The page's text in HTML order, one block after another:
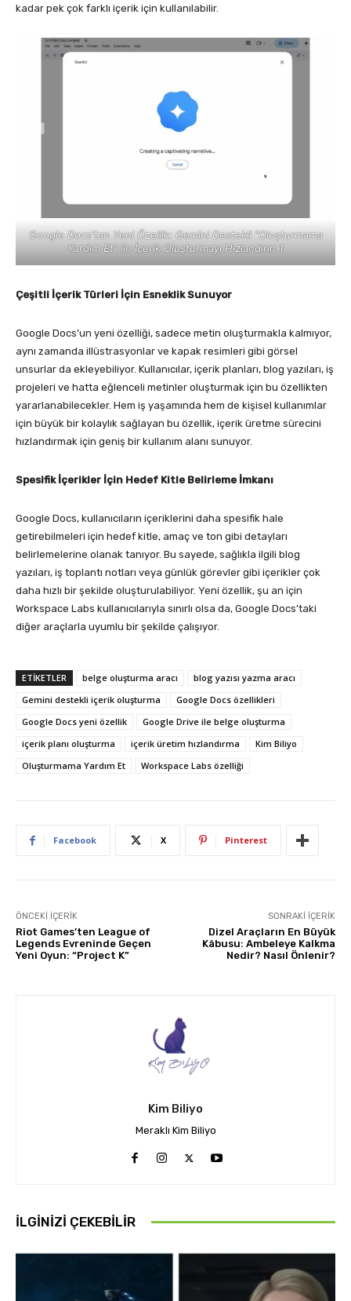
kadar pek çok farklı içerik için kullanılabilir.
Google Docs'tan Yeni Özellik: Gemini Destekli "Oluşturmama
Yardım Et" ile İçerik Oluşturmayı Hızlandırın 1
Çeşitli İçerik Türleri İçin Esneklik Sunuyor
Google Docs’un yeni özelliği, sadece metin oluşturmakla kalmıyor,
aynı zamanda illüstrasyonlar ve kapak resimleri gibi görsel
unsurlar da ekleyebiliyor. Kullanıcılar, içerik planları, blog yazıları, iş
projeleri ve hatta eğlenceli metinler oluşturmak için bu özellikten
yararlanabilecekler. Hem iş yaşamında hem de kişisel kullanımlar
için büyük bir kolaylık sağlayan bu özellik, içerik üretme sürecini
hızlandırmak için geniş bir kullanım alanı sunuyor.
Spesifik İçerikler İçin Hedef Kitle Belirleme İmkanı
Google Docs, kullanıcıların içeriklerini daha spesifik hale
getirebilmeleri için hedef kitle, amaç ve ton gibi detayları
belirlemelerine olanak tanıyor. Bu sayede, sağlıkla ilgili blog
yazıları, iş toplantı notları veya günlük görevler gibi içerikler çok
daha hızlı bir şekilde oluşturulabiliyor. Yeni özellik, şu an için
Workspace Labs kullanıcılarıyla sınırlı olsa da, Google Docs’taki
diğer araçlarla uyumlu bir şekilde çalışıyor.
ETIKETLER belge oluşturma aracı
blog yazısı yazma aracı
Gemini destekli içerik oluşturma
Google Docs özellikleri
Google Docs yeni özellik
Google Drive ile belge oluşturma
içerik planı oluşturma
içerik üretim hızlandırma
Kim Biliyo
Oluşturmama Yardım Et
Workspace Labs özelliği
Facebook X Pinterest
ÖNCEKI İÇERIK
Riot Games’ten League of
Legends Evreninde Geçen
Yeni Oyun: “Project K”
SONRAKI İÇERIK
Dizel Araçların En Büyük
Kâbusu: Ambeleye Kalkma
Nedir? Nasıl Önlenir?
Kim Biliyo
Meraklı Kim Biliyo
İLGINIZI ÇEKEBILIR